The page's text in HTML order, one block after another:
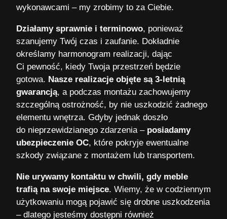
wykonawcami – my zrobimy to za Ciebie.
Działamy sprawnie i terminowo, ponieważ
szanujemy Twój czas i zaufanie. Dokładnie
określamy harmonogram realizacji, dając
Ci pewność, kiedy Twoja przestrzeń będzie
gotowa. Nasze realizacje objęte są 3-letnią
gwarancją, a podczas montażu zachowujemy
szczególną ostrożność, by nie uszkodzić żadnego
elementu wnętrza. Gdyby jednak doszło
do nieprzewidzianego zdarzenia – posiadamy
ubezpieczenie OC, które pokryje ewentualne
szkody związane z montażem lub transportem.
Nie urywamy kontaktu w chwili, gdy meble
trafią na swoje miejsce. Wiemy, że w codziennym
użytkowaniu mogą pojawić się drobne uszkodzenia
– dlatego jesteśmy dostępni również